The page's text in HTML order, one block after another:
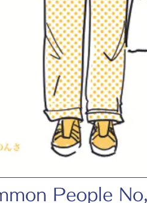
People No,